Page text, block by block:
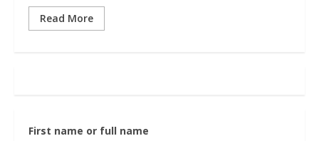
Read More
First name or full name